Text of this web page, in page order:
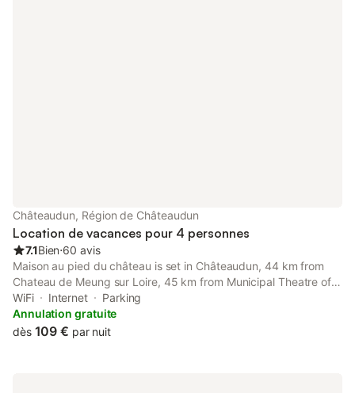
Châteaudun, Région de Châteaudun
Location de vacances pour 4 personnes
7.1Bien⋅60 avis
Maison au pied du château is set in Châteaudun, 44 km from
Chateau de Meung sur Loire, 45 km from Municipal Theatre of
Chartres, and 45 km from Chartres Train Station.
WiFi Internet
Parking
Annulation gratuite
dès 109 € par nuit